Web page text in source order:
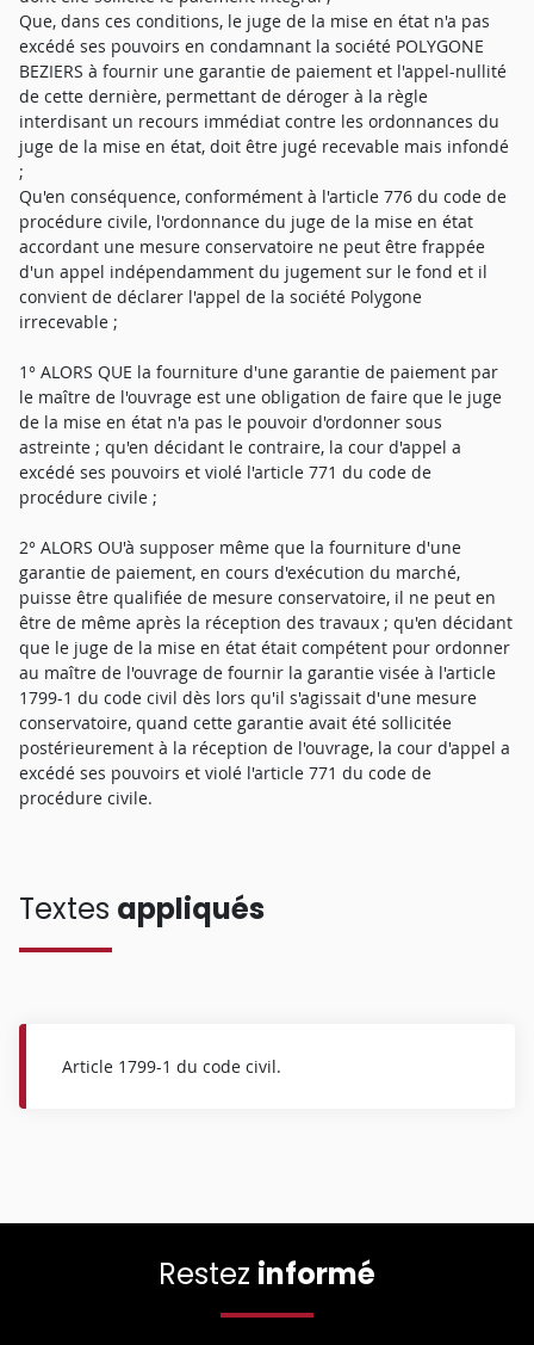
Que, dans ces conditions, le juge de la mise en état n'a pas
excédé ses pouvoirs en condamnant la société POLYGONE
BEZIERS à fournir une garantie de paiement et l'appel-nullité
de cette dernière, permettant de déroger à la règle
interdisant un recours immédiat contre les ordonnances du
juge de la mise en état, doit être jugé recevable mais infondé
;
Qu'en conséquence, conformément à l'article 776 du code de
procédure civile, l'ordonnance du juge de la mise en état
accordant une mesure conservatoire ne peut être frappée
d'un appel indépendamment du jugement sur le fond et il
convient de déclarer l'appel de la société Polygone
irrecevable ;
1° ALORS QUE la fourniture d'une garantie de paiement par
le maître de l'ouvrage est une obligation de faire que le juge
de la mise en état n'a pas le pouvoir d'ordonner sous
astreinte ; qu'en décidant le contraire, la cour d'appel a
excédé ses pouvoirs et violé l'article 771 du code de
procédure civile ;
2° ALORS OU'à supposer même que la fourniture d'une
garantie de paiement, en cours d'exécution du marché,
puisse être qualifiée de mesure conservatoire, il ne peut en
être de même après la réception des travaux ; qu'en décidant
que le juge de la mise en état était compétent pour ordonner
au maître de l'ouvrage de fournir la garantie visée à l'article
1799-1 du code civil dès lors qu'il s'agissait d'une mesure
conservatoire, quand cette garantie avait été sollicitée
postérieurement à la réception de l'ouvrage, la cour d'appel a
excédé ses pouvoirs et violé l'article 771 du code de
procédure civile.
Textes appliqués
Article 1799-1 du code civil.
Restez informé